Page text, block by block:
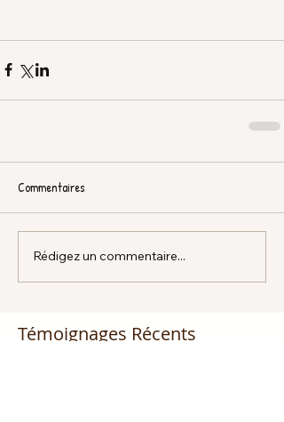
Commentaires
Rédigez un commentaire...
Témoignages Récents